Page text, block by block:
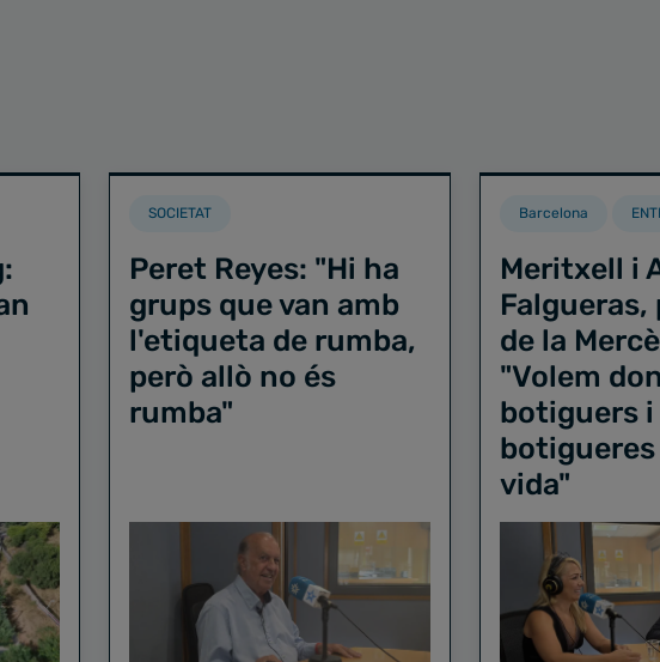
SOCIETAT
Peret Reyes: "Hi ha
grups que van amb
l'etiqueta de rumba,
però allò no és
rumba"
Barcelona
Meritxell i
de la
"Volem
botiguers i
vida"